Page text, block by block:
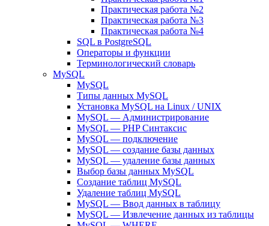
Практическая работа №2
Практическая работа №3
Практическая работа №4
SQL в PostgreSQL
Операторы и функции
Терминологический словарь
MySQL
MySQL
Типы данных MySQL
Установка MySQL на Linux / UNIX
MySQL — Администрирование
MySQL — PHP Синтаксис
MySQL — подключение
MySQL — создание базы данных
MySQL — удаление базы данных
Выбор базы данных MySQL
Создание таблиц MySQL
Удаление таблиц MySQL
MySQL — Ввод данных в таблицу
MySQL — Извлечение данных из таблицы